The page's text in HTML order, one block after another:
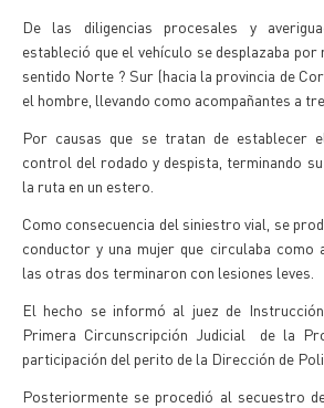
De las diligencias procesales y
estableció que el vehículo se desplazaba por
sentido Norte ? Sur (hacia la provincia de
el hombre, llevando como acompañantes a
Por causas que se tratan de establecer
control del rodado y despista, terminando
la ruta en un estero.
Como consecuencia del siniestro vial, se
conductor y una mujer que circulaba como
las otras dos terminaron con lesiones leves.
El hecho se informó al juez de
Primera Circunscripción Judicial de la
participación del perito de la Dirección de
Posteriormente se procedió al secuestro